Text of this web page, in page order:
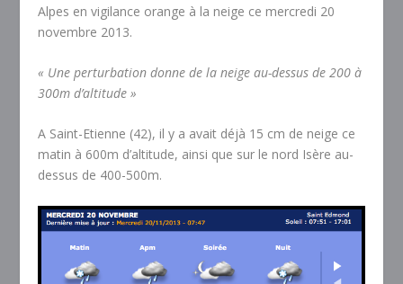
Alpes en vigilance orange à la neige ce mercredi 20
novembre 2013.
« Une perturbation donne de la neige au-dessus de 200 à
300m d’altitude »
A Saint-Etienne (42), il y a avait déjà 15 cm de neige ce
matin à 600m d’altitude, ainsi que sur le nord Isère au-
dessus de 400-500m.